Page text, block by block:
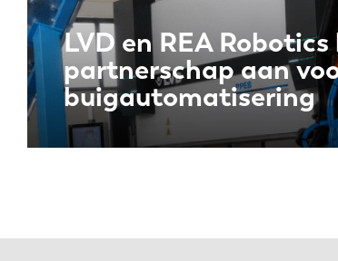
LVD en REA
partnerschap aan
buigautomatisering